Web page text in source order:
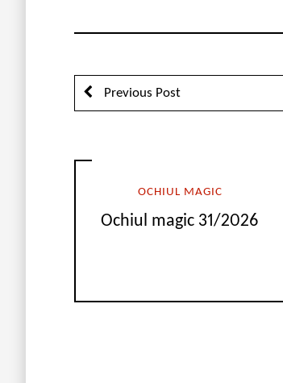
Previous Post
OCHIUL MAGIC
Ochiul magic 31/2026